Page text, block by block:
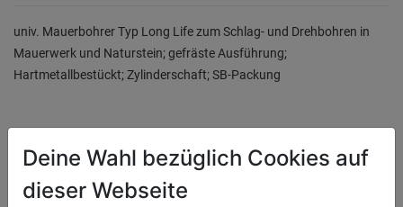
univ. Mauerbohrer Typ Long Life zum Schlag- und Drehbohren in
Mauerwerk und Naturstein; gefräste Ausführung;
Hartmetallbestückt; Zylinderschaft; SB-Packung
Deine Wahl bezüglich Cookies auf
dieser Webseite